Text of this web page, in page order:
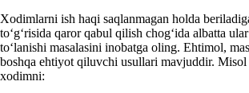
Xodimlarni ish haqi saqlanmagan holda
toʻgʻrisida qaror qabul qilish chogʻida albatta
toʻlanishi masalasini inobatga oling. Ehtimol,
boshqa ehtiyot qiluvchi usullari mavjuddir.
хodimni: